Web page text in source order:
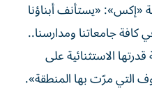
«يستأنف أبناؤنا
كافة جامعاتنا ومدارسنا..
الاستثنائية على
التي مرّت بها المنطقة».